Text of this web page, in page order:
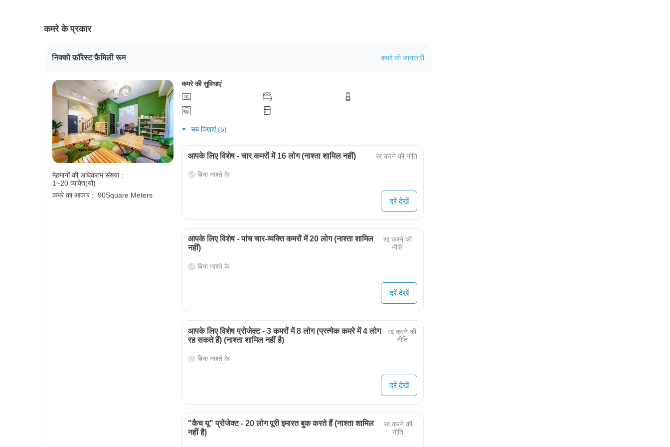
कमरे के प्रकार
निक्को फ़ॉरेस्ट फ़ैमिली रूम कमरे की जानकारी
मेहमानों की अधिकतम संख्या :
1~20 व्यक्ति(यों)
कमरे का आकार : 90Square Meters
कमरे की सुविधाएं
सब दिखाएं (5)
आपके लिए विशेष - चार कमरों में 16 लोग (नाश्ता शामिल नहीं) रद्द करने की नीति
बिना नाश्ते के
दरें देखें
आपके लिए विशेष - पांच चार-व्यक्ति कमरों में 20 लोग (नाश्ता शामिल
नहीं)
रद्द करने की
नीति
बिना नाश्ते के
दरें देखें
आपके लिए विशेष प्रोजेक्ट - 3 कमरों में 8 लोग (प्रत्येक कमरे में 4 लोग
रह सकते हैं) (नाश्ता शामिल नहीं है)
रद्द करने की
नीति
बिना नाश्ते के
दरें देखें
"कैच यू" प्रोजेक्ट - 20 लोग पूरी इमारत बुक करते हैं (नाश्ता शामिल
नहीं है)
रद्द करने की
नीति